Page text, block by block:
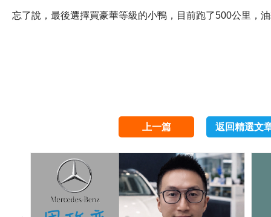
忘了說，最後選擇買豪華等級的小鴨，目前跑了500公里，
上一篇 返回精選文